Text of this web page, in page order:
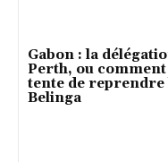
Gabon : la
Perth, ou
tente de reprendre
Belinga